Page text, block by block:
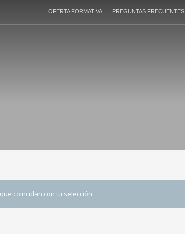
OFERTA FORMATIVA PREGUNTAS FRECUENTES
coincidan con tu selección.